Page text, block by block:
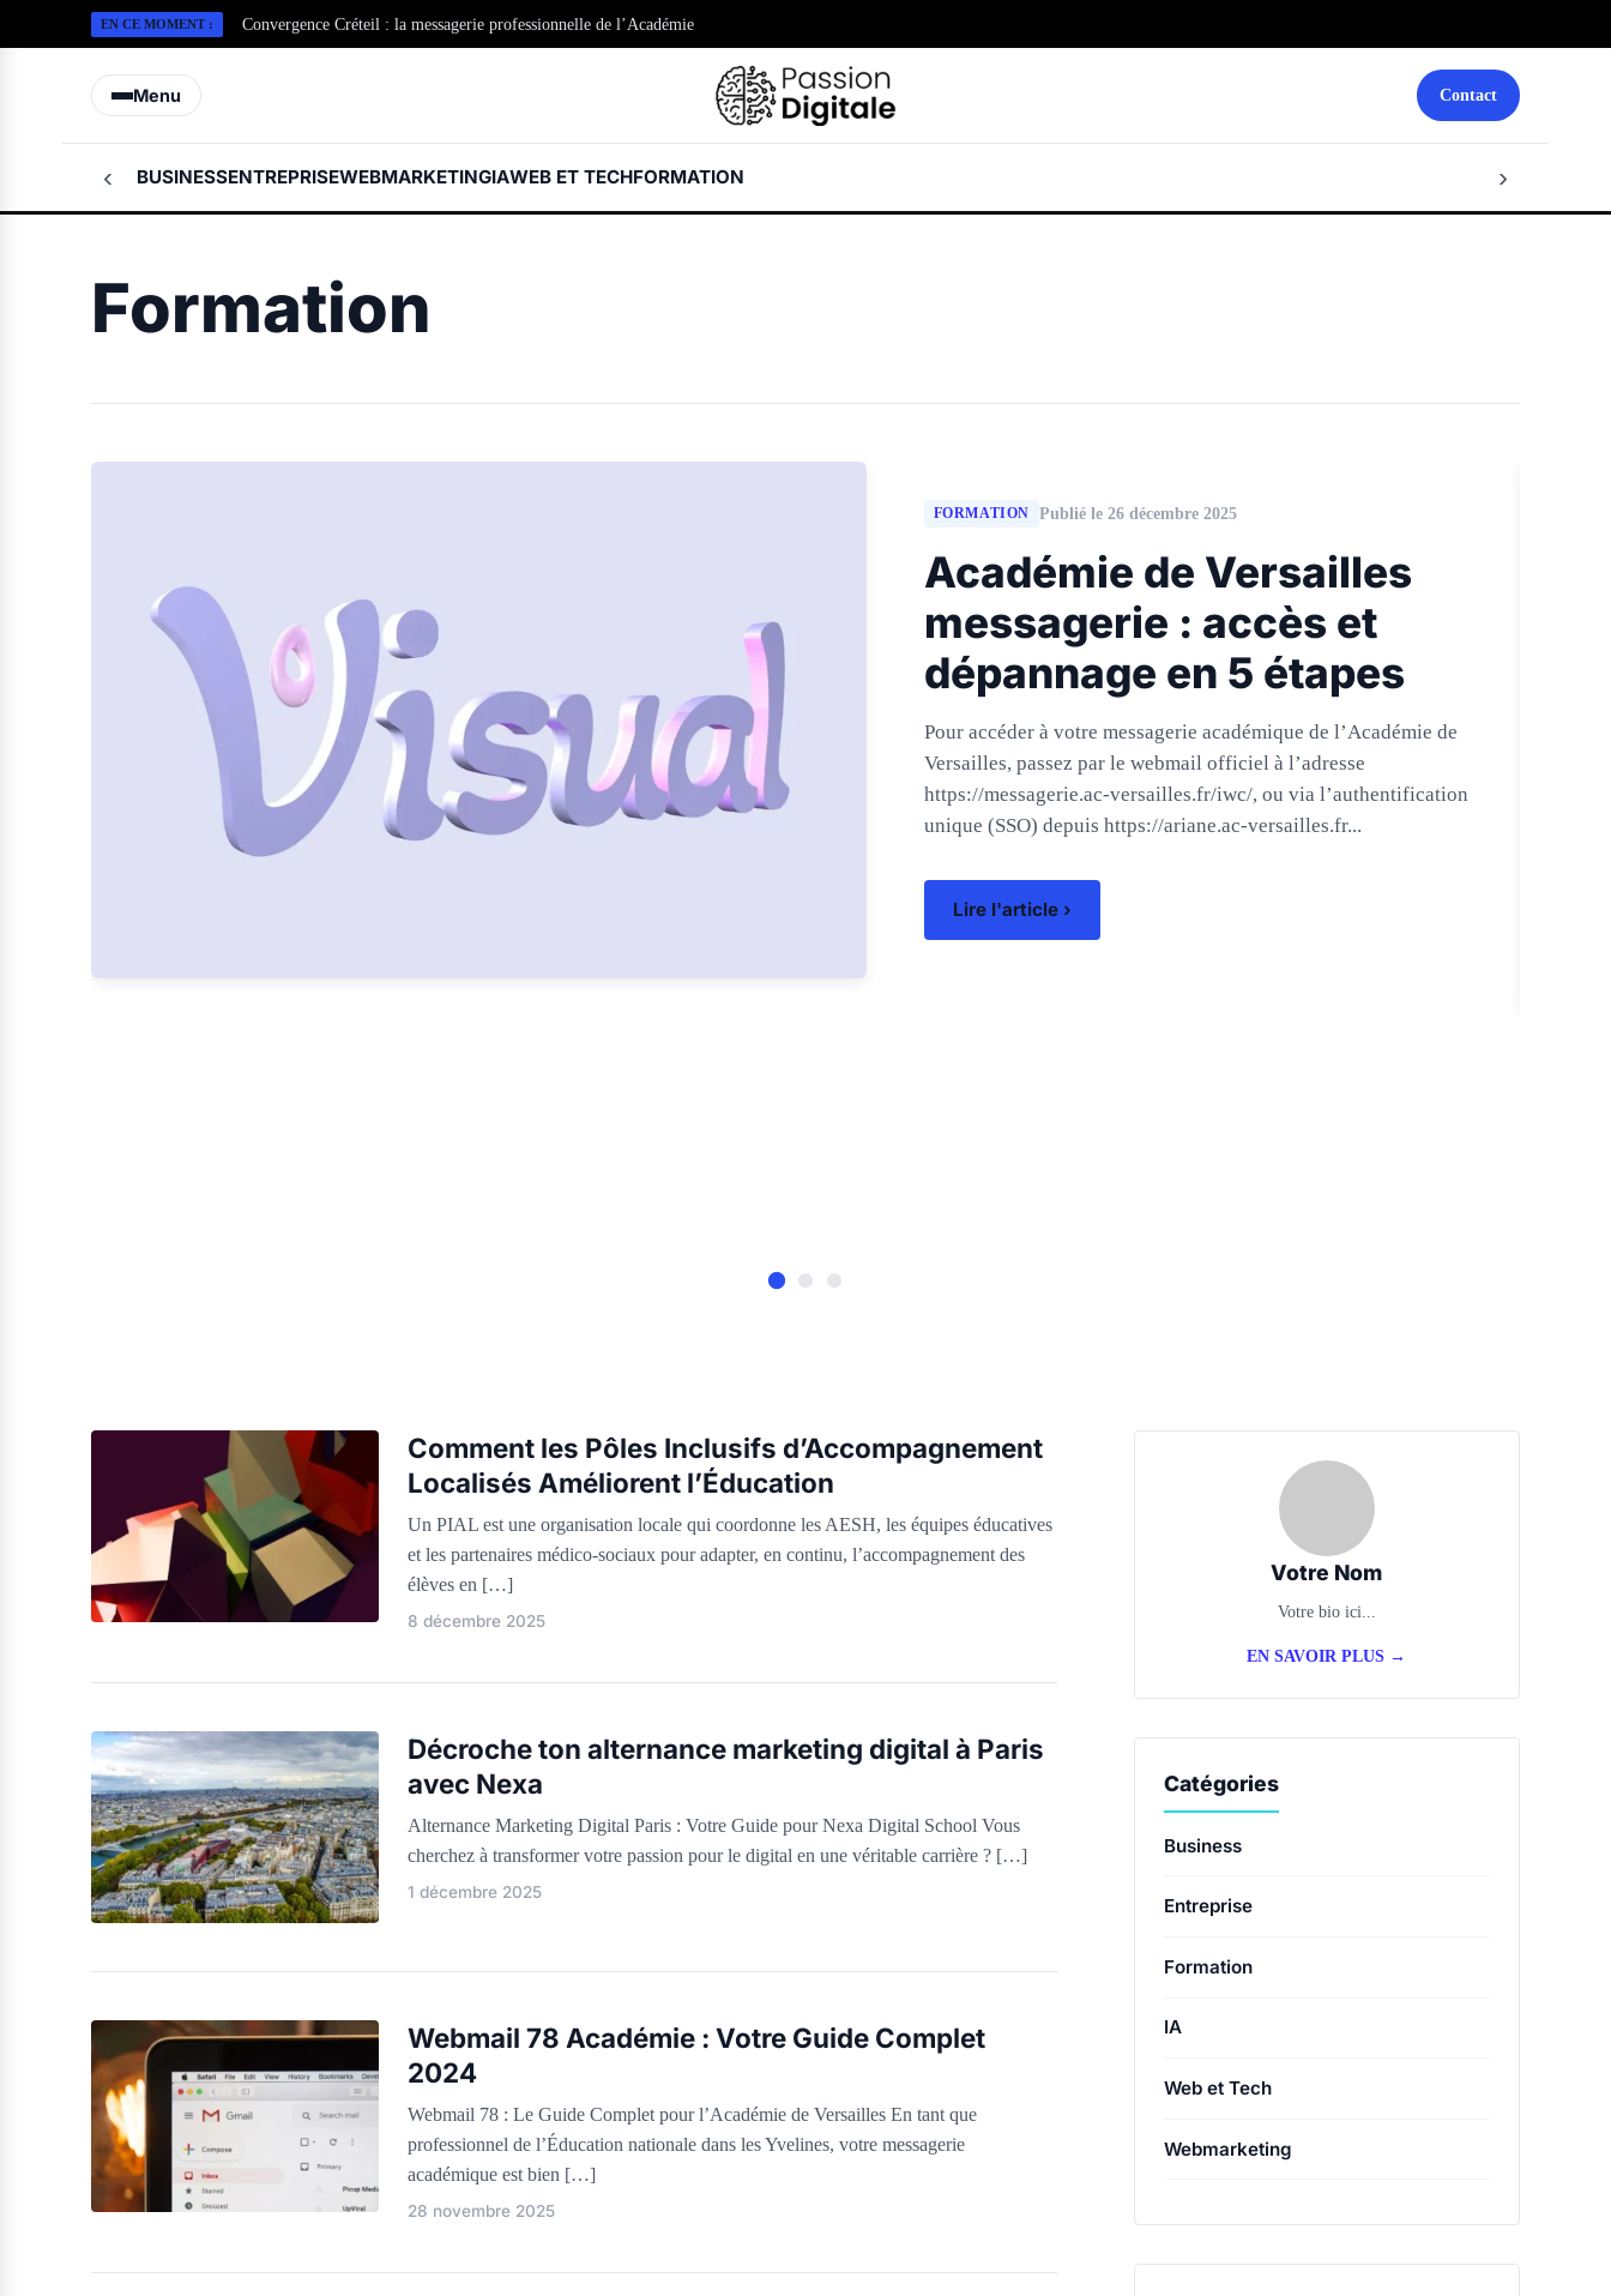
EN CE MOMENT : Convergence Créteil : la messagerie professionnelle de l’Académie
Menu Contact
‹ BUSINESSENTREPRISEWEBMARKETINGIAWEB ET TECHFORMATION ›
Formation
FORMATION Publié le 26 décembre 2025
Académie de Versailles
messagerie : accès et
dépannage en 5 étapes
Pour accéder à votre messagerie académique de l’Académie de
Versailles, passez par le webmail officiel à l’adresse
https://messagerie.ac-versailles.fr/iwc/, ou via l’authentification
unique (SSO) depuis https://ariane.ac-versailles.fr...
Lire l'article ›
Comment les Pôles Inclusifs d’Accompagnement
Localisés Améliorent l’Éducation
Un PIAL est une organisation locale qui coordonne les AESH, les équipes éducatives
et les partenaires médico-sociaux pour adapter, en continu, l’accompagnement des
élèves en […]
8 décembre 2025
Décroche ton alternance marketing digital à Paris
avec Nexa
Alternance Marketing Digital Paris : Votre Guide pour Nexa Digital School Vous
cherchez à transformer votre passion pour le digital en une véritable carrière ? […]
1 décembre 2025
Webmail 78 Académie : Votre Guide Complet
2024
Webmail 78 : Le Guide Complet pour l’Académie de Versailles En tant que
professionnel de l’Éducation nationale dans les Yvelines, votre messagerie
académique est bien […]
28 novembre 2025
Votre Nom
Votre bio ici...
EN SAVOIR PLUS →
Catégories
Business
Entreprise
Formation
IA
Web et Tech
Webmarketing